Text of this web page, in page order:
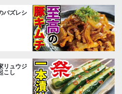
バズレシ
リュウジ
こし